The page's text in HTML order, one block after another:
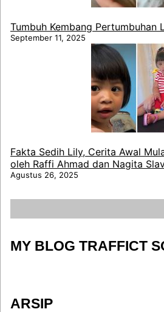
Tumbuh Kembang Pertumbuhan
September 11, 2025
Fakta Sedih Lily, Cerita Awal
oleh Raffi Ahmad dan Nagita
Agustus 26, 2025
MY BLOG TRAFFICT
ARSIP